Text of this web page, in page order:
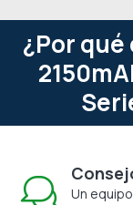
¿Por
Un